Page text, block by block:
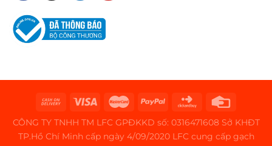
CÔNG TY TNHH TM LFC GPĐKKD số: 0316471608 Sở KHĐT
TP.Hồ Chí Minh cấp ngày 4/09/2020 LFC cung cấp gạch